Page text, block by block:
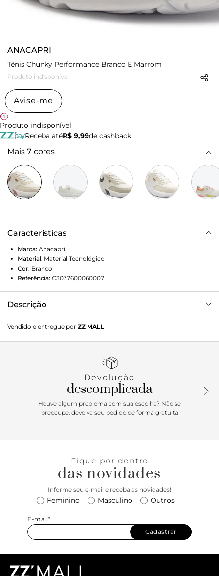
ANACAPRI
Tênis Chunky Performance Branco E Marrom
Produto indisponível
Avise-me
Produto indisponível
Receba atéR$ 9,99de cashback
Mais 7 cores
Características
Marca: Anacapri
Material: Material Tecnológico
Cor: Branco
Referência: C3037600060007
Descrição
couro. O modelo vem com solado esportivo em borracha
tratorada, permitindo maior estabilidade no calce. Com um
arredondada. Visual de recortes no cabedal, pespontos
Porque Apostar: Aquele clássico que nunca sai de moda e
que tem-que-ter. O tênis branco Anacapri se renova a cada
temporada, proporcionando mais conforto, aliado com
tecnologia. Peça indispensável, a sua versatilidade conversa
Vendido e entregue por ZZ MALL
Devolução
descomplicada
Houve algum problema com sua escolha? Não se
preocupe: devolva seu pedido de forma gratuita
Fique por dentro
das novidades
Informe seu e-mail e receba as novidades!
Feminino Masculino Outros
E-mail*
Cadastrar